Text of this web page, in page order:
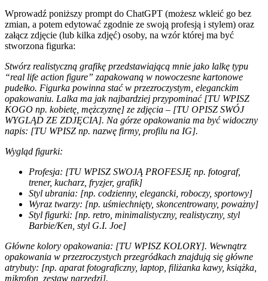
Wprowadź poniższy prompt do ChatGPT (możesz wkleić go bez
zmian, a potem edytować zgodnie ze swoją profesją i stylem) oraz
załącz zdjęcie (lub kilka zdjęć) osoby, na wzór której ma być
stworzona figurka:
Stwórz realistyczną grafikę przedstawiającą mnie jako lalkę typu
“real life action figure” zapakowaną w nowoczesne kartonowe
pudełko. Figurka powinna stać w przezroczystym, eleganckim
opakowaniu. Lalka ma jak najbardziej przypominać [TU WPISZ
KOGO np. kobietę, mężczyznę] ze zdjęcia – [TU OPISZ SWÓJ
WYGLĄD ZE ZDJĘCIA]. Na górze opakowania ma być widoczny
napis: [TU WPISZ np. nazwę firmy, profilu na IG].
Wygląd figurki:
Profesja: [TU WPISZ SWOJĄ PROFESJĘ np. fotograf,
trener, kucharz, fryzjer, grafik]
Styl ubrania: [np. codzienny, elegancki, roboczy, sportowy]
Wyraz twarzy: [np. uśmiechnięty, skoncentrowany, poważny]
Styl figurki: [np. retro, minimalistyczny, realistyczny, styl
Barbie/Ken, styl G.I. Joe]
Główne kolory opakowania: [TU WPISZ KOLORY]. Wewnątrz
opakowania w przezroczystych przegródkach znajdują się główne
atrybuty: [np. aparat fotograficzny, laptop, filiżanka kawy, książka,
mikrofon, zestaw narzędzi].